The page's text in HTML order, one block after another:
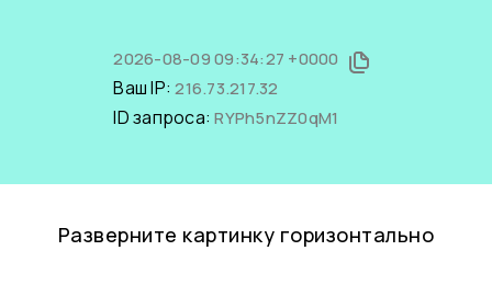
2026-08-09 09:34:27 +0000
Ваш IP:216.73.217.32
ID запроса:RYPh5nZZ0qM1
Разверните картинку горизонтально